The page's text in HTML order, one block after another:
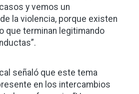
y vemos un
la violencia, porque existen
que terminan legitimando
señaló que este tema
en los intercambios